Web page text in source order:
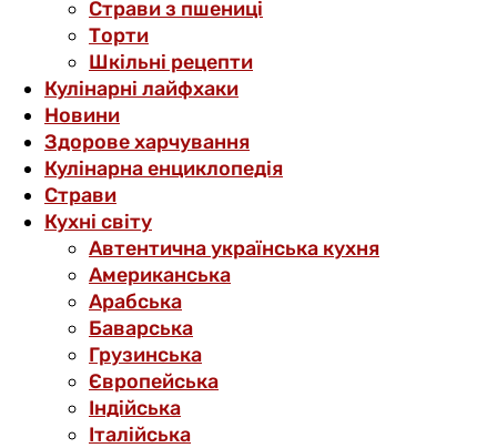
Страви з пшениці
Торти
Шкільні рецепти
Кулінарні лайфхаки
Новини
Здорове харчування
Кулінарна енциклопедія
Страви
Кухні світу
Автентична українська кухня
Американська
Арабська
Баварська
Грузинська
Європейська
Індійська
Італійська